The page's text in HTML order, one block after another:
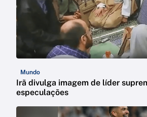
Mundo
Irã divulga imagem de líder
especulações